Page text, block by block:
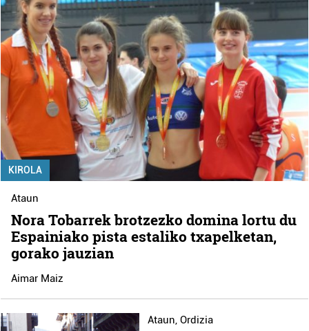
KIROLA
Ataun
Nora Tobarrek brotzezko domina lortu du
Espainiako pista estaliko txapelketan,
gorako jauzian
Aimar Maiz
Ataun, Ordizia